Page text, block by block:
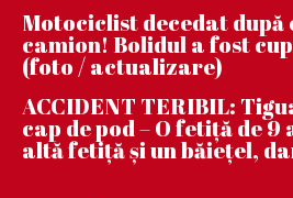
Motociclist decedat după
camion! Bolidul a fost
(foto / actualizare)
ACCIDENT TERIBIL:
cap de pod – O fetiță de 9
altă fetiță și un băiețel,